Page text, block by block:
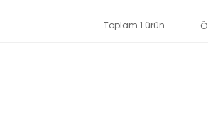
Toplam 1 ürün